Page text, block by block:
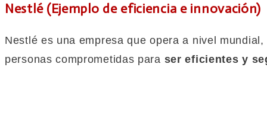
Nestlé (Ejemplo de eficiencia e innovación)
Nestlé es una empresa que opera a nivel
personas comprometidas para ser eficientes y